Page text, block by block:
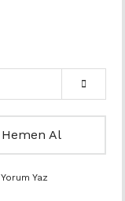
Hemen Al
Yorum Yaz